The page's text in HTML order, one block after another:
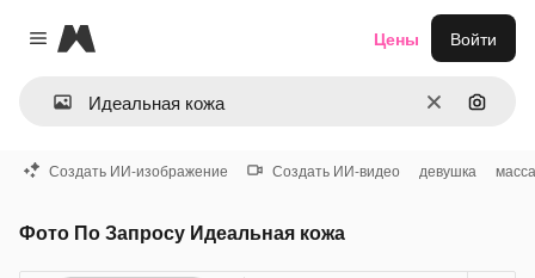
Close menu
Magnific
ОчиститьПоиск
Цены Войти
Создать ИИ-изображение Создать ИИ-видео девушка
Фото По Запросу Идеальная кожа